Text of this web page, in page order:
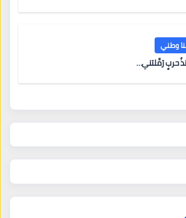
وطني
حربٍ رَمَّلتني…